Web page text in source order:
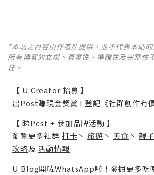
*本站之內容由作者所提供，並不代表本站
所有博客的立場、真實性、準確性及完整性
任。
【 U Creator 招募 】
出Post賺現金獎賞 l 登記《社群創作有
【 睇Post + 參加品牌活動 】
瀏覽更多社群 打卡 丶 旅遊 丶 美食 丶 親子
攻略及 活動情報
U Blog開咗WhatsApp啦！發掘更多吃